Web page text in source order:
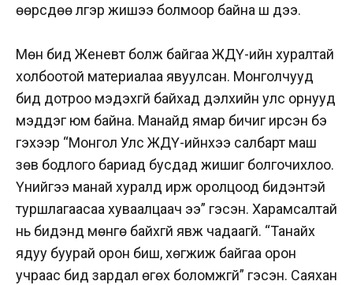
өөрсдөө үлгэр жишээ болмоор байна шүү дээ.
Мөн бид Женевт болж байгаа ЖДҮ-ийн хуралтай
холбоотой материалаа явуулсан. Монголчууд
бид дотроо мэдэхгүй байхад дэлхийн улс орнууд
мэддэг юм байна. Манайд ямар бичиг ирсэн бэ
гэхээр “Монгол Улс ЖДҮ-ийнхээ салбарт маш
зөв бодлого бариад бусдад жишиг болгочихлоо.
Үүнийгээ манай хуралд ирж оролцоод бидэнтэй
туршлагаасаа хуваалцаач ээ” гэсэн. Харамсалтай
нь бидэнд мөнгө байхгүй явж чадаагүй. “Танайх
ядуу буурай орон биш, хөгжиж байгаа орон
учраас бид зардал өгөх боломжгүй” гэсэн. Саяхан